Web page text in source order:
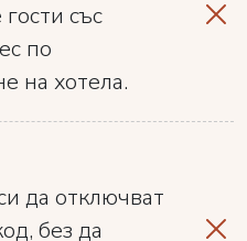
със
по
на хотела.
да отключват
без да